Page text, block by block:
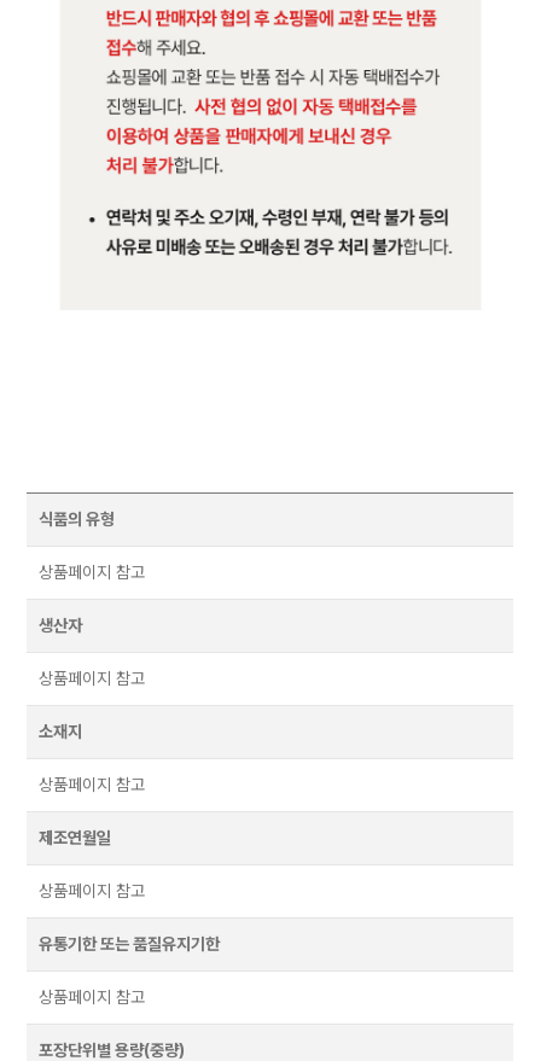
식품의 유형
상품페이지 참고
생산자
상품페이지 참고
소재지
상품페이지 참고
제조연월일
상품페이지 참고
유통기한 또는 품질유지기한
상품페이지 참고
포장단위별 용량(중량)